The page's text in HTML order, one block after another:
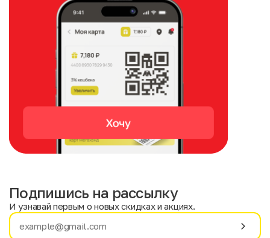
Имя
Подпишись на рассылку
И узнавай первым о новых скидках и акциях.